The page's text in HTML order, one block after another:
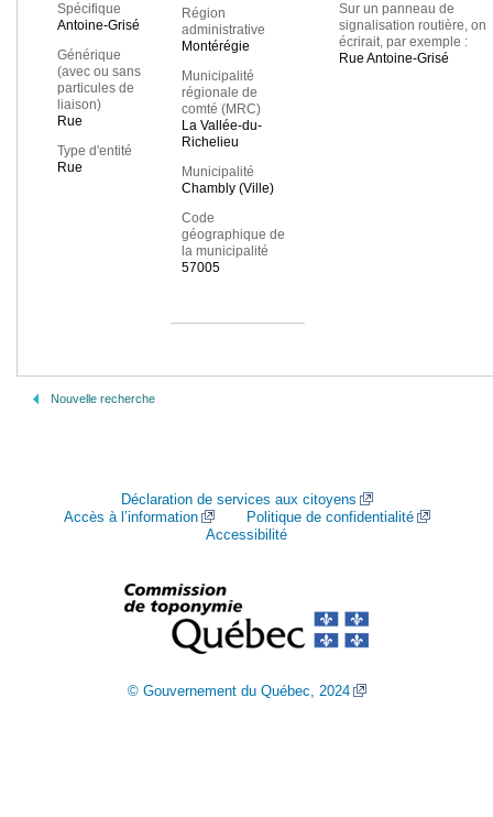
Spécifique
Antoine-Grisé
Générique
(avec ou sans
particules de
liaison)
Rue
Type d'entité
Rue
Région
administrative
Montérégie
Municipalité
régionale de
comté (MRC)
La Vallée-du-
Richelieu
Municipalité
Chambly (Ville)
Code
géographique de
la municipalité
57005
Sur un panneau de
signalisation routière, on
écrirait, par exemple :
Rue Antoine-Grisé
Nouvelle recherche
Déclaration de services aux citoyens
Accès à l’information
Politique de confidentialité
Accessibilité
© Gouvernement du Québec, 2024